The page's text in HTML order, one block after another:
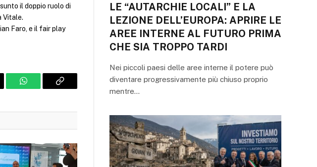
il doppio ruolo di
Vitale.
Faro, e il fair play
WhatsAppCopy
LE “AUTARCHIE LOCALI” E LA
LEZIONE DELL’EUROPA: APRIRE LE
AREE INTERNE AL FUTURO PRIMA
CHE SIA TROPPO TARDI
Nei piccoli paesi delle aree interne il potere può
diventare progressivamente più chiuso proprio
mentre…